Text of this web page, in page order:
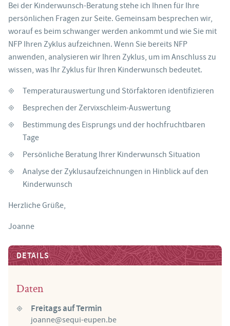
Bei der Kinderwunsch-Beratung stehe ich Ihnen für Ihre
persönlichen Fragen zur Seite. Gemeinsam besprechen wir,
worauf es beim schwanger werden ankommt und wie Sie mit
NFP Ihren Zyklus aufzeichnen. Wenn Sie bereits NFP
anwenden, analysieren wir Ihren Zyklus, um im Anschluss zu
wissen, was Ihr Zyklus für Ihren Kinderwunsch bedeutet.
Temperaturauswertung und Störfaktoren identifizieren
Besprechen der Zervixschleim-Auswertung
Bestimmung des Eisprungs und der hochfruchtbaren
Tage
Persönliche Beratung Ihrer Kinderwunsch Situation
Analyse der Zyklusaufzeichnungen in Hinblick auf den
Kinderwunsch
Herzliche Grüße,
Joanne
DETAILS
Daten
Freitags auf Termin
joanne@sequi-eupen.be